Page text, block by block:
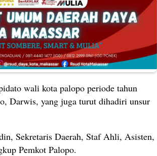
wali kota palopo periode tahun
Darwis, yang juga turut dihadiri unsur
Sekretaris Daerah, Staf Ahli, Asisten,
Pemkot Palopo.